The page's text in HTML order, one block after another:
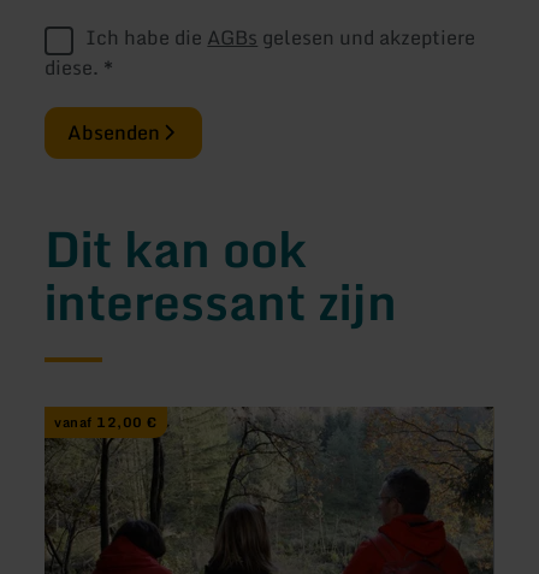
Ich habe die AGBs gelesen und akzeptiere
diese. *
Absenden
Dit kan ook
interessant zijn
vanaf 12,00 €
informatie
over:
Biber
Abend-
Beobachtung
meer
over: